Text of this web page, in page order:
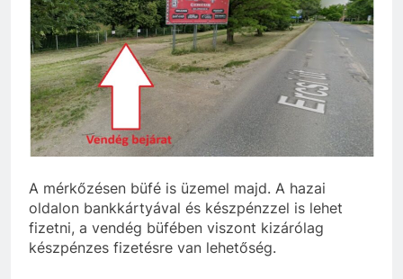
A mérkőzésen büfé is üzemel majd. A hazai
oldalon bankkártyával és készpénzzel is lehet
fizetni, a vendég büfében viszont kizárólag
készpénzes fizetésre van lehetőség.